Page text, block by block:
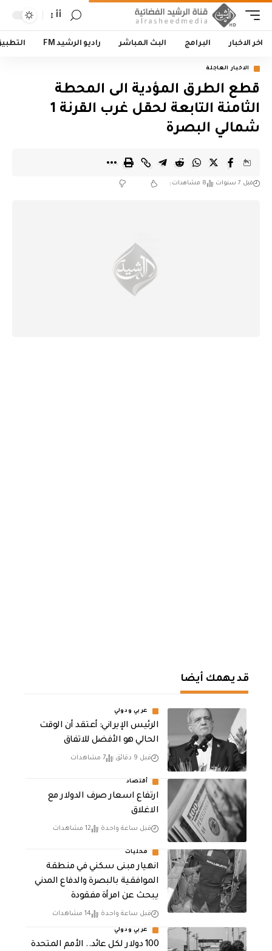
أأ
اخر الاخبار البرامج البث المباشر راديو الرشيد FM
الاخبار العاجلة
قطع الطرق المؤدية الى المحطة
الثامنة التابعة لحقل غرب القرنة 1
شمالي البصرة
قبل 7 سنوات 8 مشاهدات
قد يهمك أيضا
عربي ودولي
الرئيس الإيراني: أعتقد أن الوقت
الحالي هو الأفضل للاتفاق
قبل 9 دقائق 7 مشاهدات
أقتصاد
ارتفاع اسعار صرف الدولار مع
الاغلاق
قبل ساعة واحدة 12 مشاهدات
محليات
انهيار مبنى سكني في منطقة
الموافقية بالبصرة والدفاع المدني
يبحث عن امرأة مفقودة
قبل ساعة واحدة 14 مشاهدات
عربي ودولي
100 دولار لكل عائد.. الأمم المتحدة